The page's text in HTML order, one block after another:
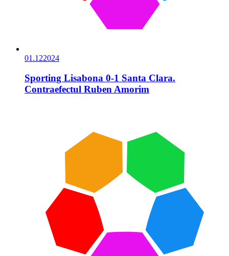
01.122024
Sporting Lisabona 0-1 Santa Clara.
Contraefectul Ruben Amorim